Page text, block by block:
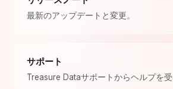
最新のアップデートと変更。
サポート
Treasure Dataサポートからヘルプを受